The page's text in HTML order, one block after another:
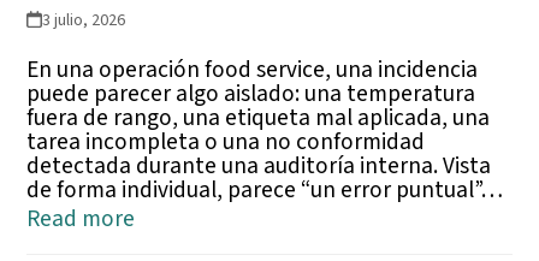
3 julio, 2026
En una operación food service, una incidencia
puede parecer algo aislado: una temperatura
fuera de rango, una etiqueta mal aplicada, una
tarea incompleta o una no conformidad
detectada durante una auditoría interna. Vista
de forma individual, parece “un error puntual”…
Read more